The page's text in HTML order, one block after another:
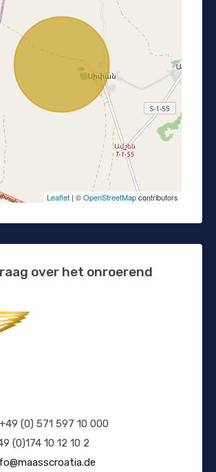
Leaflet | ©OpenStreetMapcontributors
over het onroerend
+49 (0) 571 597 10 000
(0)174 10 12 10 2